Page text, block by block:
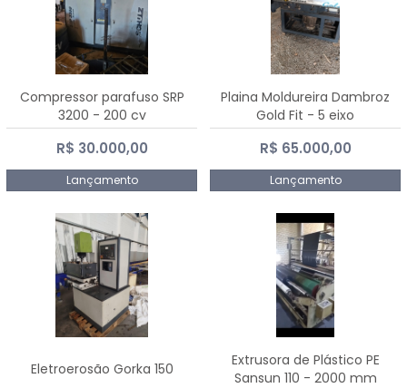
Compressor parafuso SRP
3200 - 200 cv
R$ 30.000,00
Lançamento
Plaina Moldureira Dambroz
Gold Fit - 5 eixo
R$ 65.000,00
Lançamento
Eletroerosão Gorka 150
Extrusora de Plástico PE
Sansun 110 - 2000 mm